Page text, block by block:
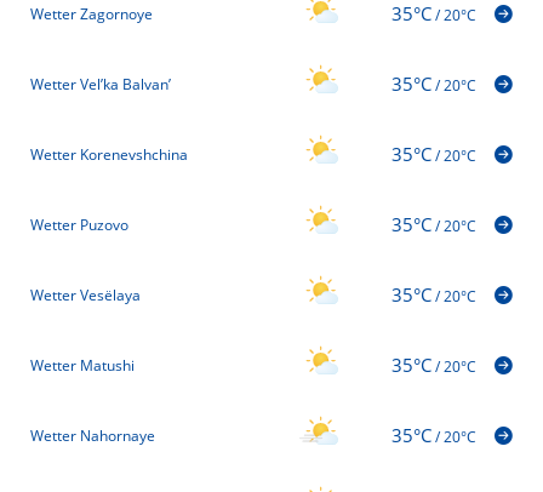
Wetter Zagornoye 35°C/20°C
Wetter Vel’ka Balvan’ 35°C/20°C
Wetter Korenevshchina 35°C/20°C
Wetter Puzovo 35°C/20°C
Wetter Vesëlaya 35°C/20°C
Wetter Matushi 35°C/20°C
Wetter Nahornaye 35°C/20°C